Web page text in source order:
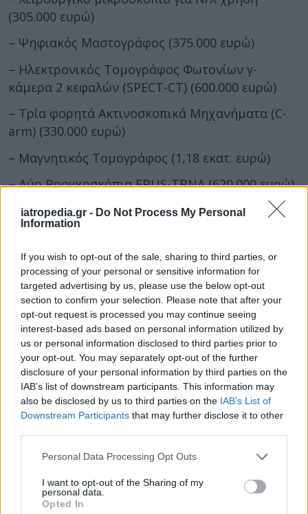
iatropedia.gr - Do Not Process My Personal
Information
If you wish to opt-out of the sale, sharing to third parties, or
processing of your personal or sensitive information for
targeted advertising by us, please use the below opt-out
section to confirm your selection. Please note that after your
opt-out request is processed you may continue seeing
interest-based ads based on personal information utilized by
us or personal information disclosed to third parties prior to
your opt-out. You may separately opt-out of the further
disclosure of your personal information by third parties on the
IAB’s list of downstream participants. This information may
also be disclosed by us to third parties on the IAB’s List of
Downstream Participants that may further disclose it to other
Personal Data Processing Opt Outs
I want to opt-out of the Sharing of my
personal data.
Opted In
(305.000 ευρώ)
– Ψηφιακός Μαστογράφος (375.000 ευρώ)
– Ηλεκτρονικός Τομογράφος Φωτονίων γ-
κάμερα 2 κεφαλών (SPECT-CT) (600.000 ευρώ)
– Τρία φορητά Ακτινοσκοπικά Μηχανήματα (C-
arm) (330.000 ευρώ)
– Μαγνητικός Τομογράφος (1,18 εκατ. ευρώ)
– Δύο Βρογχοσκόπια EBUS-TBNA (620.000 ευρώ)
– Οπτική Τομογραφία Συνοχής OCT (123.000
ευρώ)
– Χειρουργικό Μικροσκόπιο (175.000 ευρώ)
– Πλήρης Πύργος Ενδοσκοπήσεων (250.000
ευρώ)
– Πύργος ΩΡΛ Χειρουργικός Ενδοσκοπικός
(41.000 ευρώ).
Όπως υπογράμμισε ο περιφερειάρχης Ν.
Χαρδαλιάς, εντός του 2024,αναμένεται και νέα
πρόσκληση για την περαιτέρω θωράκιση και
αναβάθμιση του ιατρικού εξοπλισμού και
των υπόλοιπων νοσοκομείων της Αττικής.
Πηγή: ΑΠΕ – ΜΠΕ / Φωτογραφία αρχείου
EUROKINISSI